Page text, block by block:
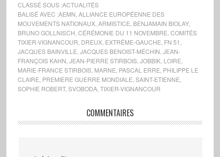
CLASSÉ SOUS :ACTUALITÉS
BALISÉ AVEC :AEMN ALLIANCE EUROPÉENNE DES
MOUVEMENTS NATIONAUX, ARMISTICE BENJAMAIN BIOLAY,
BRUNO GOLLNISCH CÉRÉMONIE DU 11 NOVEMBRE COMITÉS
TIXIER-VIGNANCOUR DREUX, EXTRÊME-GAUCHE FN 51
JACQUES BAINVILLE JACQUES BENOIST-MÉCHIN JEAN-
FRANÇOIS KAHN JEAN-PIERRE STIRBOIS, JOBBIK, LOIRE
MARIE-FRANCE STIRBOIS, MARNE PASCAL ERRE PHILIPPE LE
CLAIRE PREMIÈRE GUERRE MONDIALE SAINT-ETIENNE
SOPHIE ROBERT, SVOBODA, TIXIER-VIGNANCOUR
COMMENTAIRES